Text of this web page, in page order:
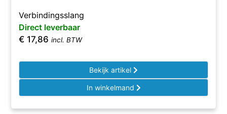
Verbindingsslang
Direct leverbaar
€ 17,86 incl. BTW
Bekijk artikel
In winkelmand